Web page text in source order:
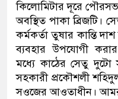
কিলোমিটার দূরে
অবস্থিত পাকা ব্রিজটি।
কর্মকর্তা তুষার কান্তি
ব্যবহার উপযোগী
মধ্যে কাঠের সেতু দুটো
সহকারী প্রকৌশলী
সওজের আওতাধীন।